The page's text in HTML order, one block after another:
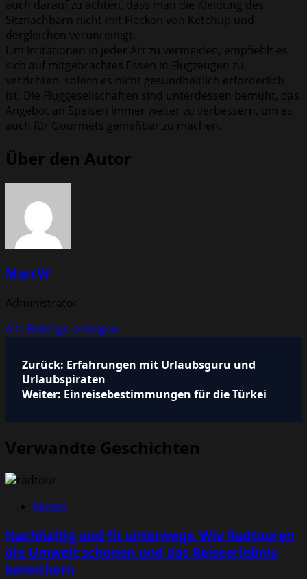
auch darauf zu achten, dass man die Kleidung des
Sitznachbarn nicht mit Flecken von Ketchup und
dergleichen verunreinigt.
Um Irritationen in jeder Art zu vermeiden, empfiehlt es
sich auf mitgebrachtes Essen in Flugzeugen zu
verzichten, sofern es nicht gesundheitlich erforderlich
ist. Die Fluggesellschaften sind unterdessen bemüht, das
Angebot an Speisen immer weiter zu verbessern, um es
auch für Gourmets genießbar zu machen.
Über den Autor
MarcW
Administrator
Alle Beiträge anzeigen
Beitragsnavigation
Zurück: Erfahrungen mit Urlaubsguru und
Urlaubspiraten
Weiter: Einreisebestimmungen für die Türkei
Verwandte Geschichten
Reisen
Nachhaltig und fit unterwegs: Wie Radtouren
die Umwelt schonen und das Reiseerlebnis
bereichern